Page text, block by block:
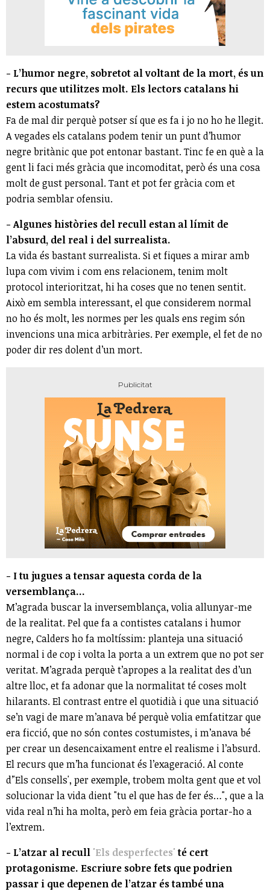
- L’humor negre, sobretot al voltant de la mort, és un
recurs que utilitzes molt. Els lectors catalans hi
estem acostumats?
Fa de mal dir perquè potser sí que es fa i jo no ho he llegit.
A vegades els catalans podem tenir un punt d’humor
negre britànic que pot entonar bastant. Tinc fe en què a la
gent li faci més gràcia que incomoditat, però és una cosa
molt de gust personal. Tant et pot fer gràcia com et
podria semblar ofensiu.
- Algunes històries del recull estan al límit de
l’absurd, del real i del surrealista.
La vida és bastant surrealista. Si et fiques a mirar amb
lupa com vivim i com ens relacionem, tenim molt
protocol interioritzat, hi ha coses que no tenen sentit.
Això em sembla interessant, el que considerem normal
no ho és molt, les normes per les quals ens regim són
invencions una mica arbitràries. Per exemple, el fet de no
poder dir res dolent d’un mort.
- I tu jugues a tensar aquesta corda de la
versemblança...
M’agrada buscar la inversemblança, volia allunyar-me
de la realitat. Pel que fa a contistes catalans i humor
negre, Calders ho fa moltíssim: planteja una situació
normal i de cop i volta la porta a un extrem que no pot ser
veritat. M’agrada perquè t’apropes a la realitat des d’un
altre lloc, et fa adonar que la normalitat té coses molt
hilarants. El contrast entre el quotidià i que una situació
se’n vagi de mare m’anava bé perquè volia emfatitzar que
era ficció, que no són contes costumistes, i m’anava bé
per crear un desencaixament entre el realisme i l’absurd.
El recurs que m’ha funcionat és l’exageració. Al conte
d’'Els consells', per exemple, trobem molta gent que et vol
solucionar la vida dient "tu el que has de fer és…", que a la
vida real n’hi ha molta, però em feia gràcia portar-ho a
l’extrem.
- L’atzar al recull 'Els desperfectes'té cert
protagonisme. Escriure sobre fets que podrien
passar i que depenen de l’atzar és també una